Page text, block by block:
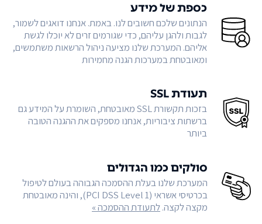
כספת של מידע
הנתונים שלכם חשובים לנו. באמת. אנחנו דואגים לשמור,
לגבות ולהגן עליהם, כדי שגורמים זרים לא יוכלו לגשת
אליהם. המערכת שלנו מציעה ניהול הרשאות משתמשים,
ומאובטחת במערכות הגנה מחמירות
תעודת SSL
בזכות תקשורת SSL מאובטחת, השומרת על המידע גם
ברשתות ציבוריות, אנחנו מספקים את ההגנה הטובה
ביותר
סולקים כמו הגדולים
המערכת שלנו בעלת ההסמכה הגבוהה בעולם לטיפול
בכרטיסי אשראי (PCI DSS Level 1), והינה מאובטחת
מקצה לקצה.לתעודת ההסמכה »